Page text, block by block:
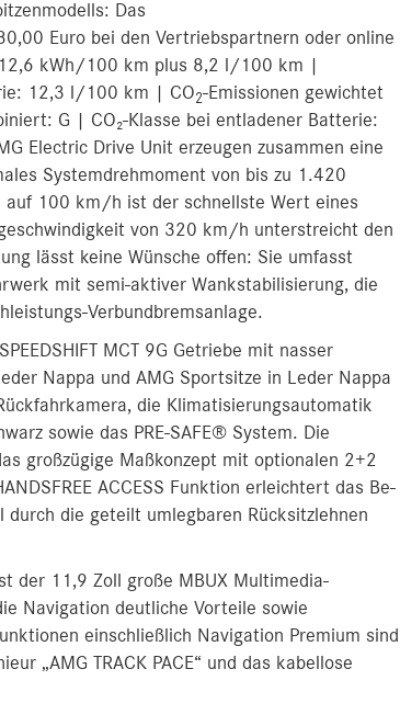
Das
Euro bei den Vertriebspartnern oder online
kWh/100 km plus 8,2 l/100 km |
12,3 l/100 km | CO2-Emissionen gewichtet
G | CO₂-Klasse bei entladener Batterie:
Electric Drive Unit erzeugen zusammen eine
Systemdrehmoment von bis zu 1.420
auf 100 km/h ist der schnellste Wert eines
von 320 km/h unterstreicht den
lässt keine Wünsche offen: Sie umfasst
mit semi-aktiver Wankstabilisierung, die
MCT 9G Getriebe mit nasser
Nappa und AMG Sportsitze in Leder Nappa
die Klimatisierungsautomatik
sowie das PRE-SAFE® System. Die
großzügige Maßkonzept mit optionalen 2+2
ACCESS Funktion erleichtert das Be-
die geteilt umlegbaren Rücksitzlehnen
der 11,9 Zoll große MBUX Multimedia-
Navigation deutliche Vorteile sowie
einschließlich Navigation Premium sind
„AMG TRACK PACE“ und das kabellose